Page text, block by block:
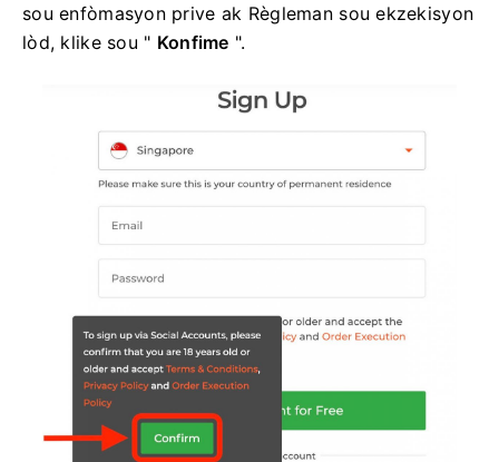
sou enfòmasyon prive ak Règleman sou ekzekisyon
lòd, klike sou " Konfime ".